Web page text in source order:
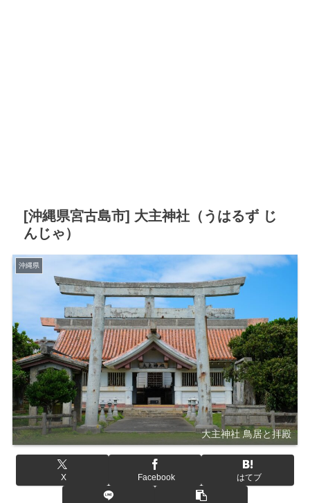
[沖縄県宮古島市] 大主神社（うはるず じ
んじゃ）
沖縄県
大主神社 鳥居と拝殿
X Facebook はてブ